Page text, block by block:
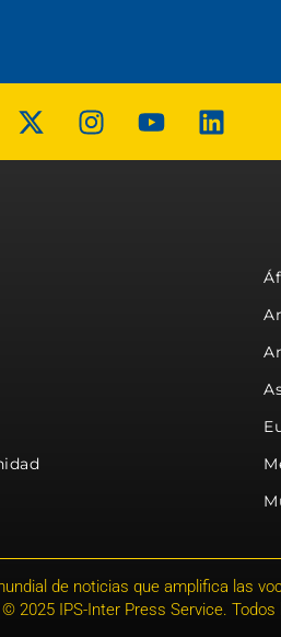
de noticias que amplifica las
2025 IPS-Inter Press Service.